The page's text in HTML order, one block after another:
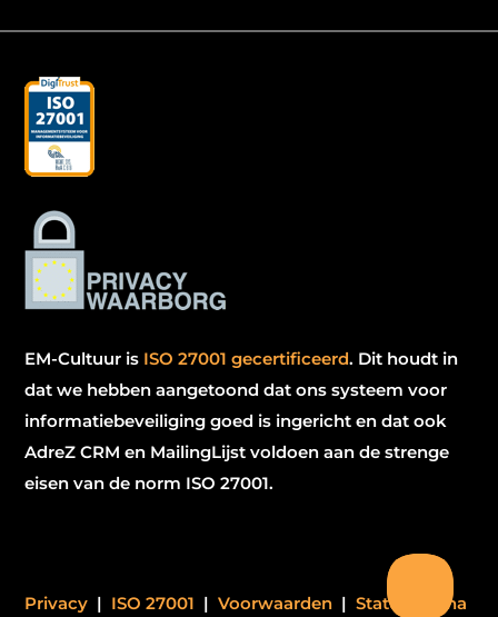
EM-Cultuur is ISO 27001 gecertificeerd. Dit houdt in
dat we hebben aangetoond dat ons systeem voor
informatiebeveiliging goed is ingericht en dat ook
AdreZ CRM en MailingLijst voldoen aan de strenge
eisen van de norm ISO 27001.
Privacy | ISO 27001 |Voorwaarden |Statuspagina